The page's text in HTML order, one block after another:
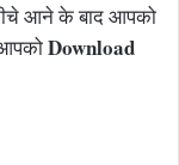
आने के बाद आपको
Download